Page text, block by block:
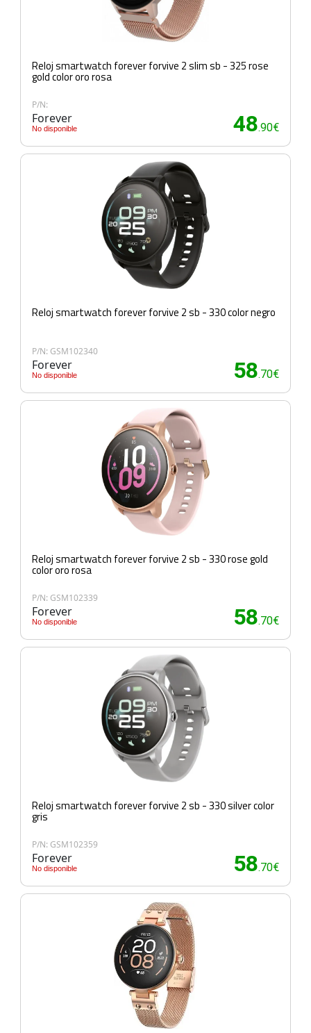
Reloj smartwatch forever forvive 2 slim sb - 325 rose
gold color oro rosa
P/N:
Forever
No disponible 48.90€
Reloj smartwatch forever forvive 2 sb - 330 color negro
P/N: GSM102340
Forever
No disponible 58.70€
Reloj smartwatch forever forvive 2 sb - 330 rose gold
color oro rosa
P/N: GSM102339
Forever
No disponible 58.70€
Reloj smartwatch forever forvive 2 sb - 330 silver color
gris
P/N: GSM102359
Forever
No disponible 58.70€